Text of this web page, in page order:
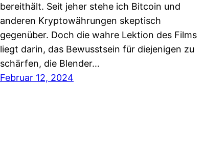
bereithält. Seit jeher stehe ich Bitcoin und
anderen Kryptowährungen skeptisch
gegenüber. Doch die wahre Lektion des Films
liegt darin, das Bewusstsein für diejenigen zu
schärfen, die Blender…
Februar 12, 2024